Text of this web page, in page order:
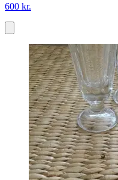
600 kr.